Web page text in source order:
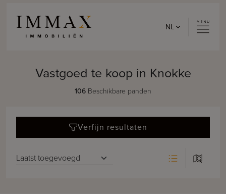
NL
Vastgoed te koop in Knokke
106 Beschikbare panden
Verfijn resultaten